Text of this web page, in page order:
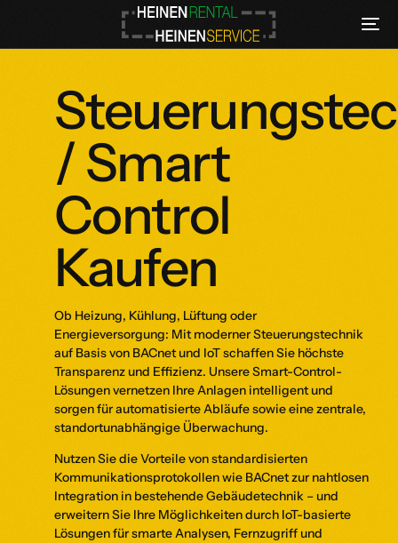
/ Smart
Control
Kaufen
Ob Heizung, Kühlung, Lüftung oder
Energieversorgung: Mit moderner Steuerungstechnik
auf Basis von BACnet und IoT schaffen Sie höchste
Transparenz und Effizienz. Unsere Smart-Control-
Lösungen vernetzen Ihre Anlagen intelligent und
sorgen für automatisierte Abläufe sowie eine zentrale,
standortunabhängige Überwachung.
Nutzen Sie die Vorteile von standardisierten
Kommunikationsprotokollen wie BACnet zur nahtlosen
Integration in bestehende Gebäudetechnik – und
erweitern Sie Ihre Möglichkeiten durch IoT-basierte
Lösungen für smarte Analysen, Fernzugriff und